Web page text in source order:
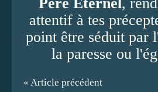
attentif à tes
point être séduit par
la paresse ou
« Article précédent